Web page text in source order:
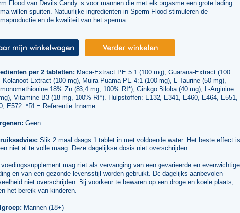
Flood van Devils Candy is voor mannen die met elk orgasme een grote lading
willen spuiten. Natuurlijke ingredienten in Sperm Flood stimuleren de
en de kwaliteit van het sperma.
per 2 tabletten: Maca-Extract PE 5:1 (100 mg), Guarana-Extract (100
Kolanoot-Extract (100 mg), Muira Puama PE 4:1 (100 mg), L-Taurine (50 mg),
18% Zn (83,4 mg, 100% RI*), Ginkgo Biloba (40 mg), L-Arginine
Vitamine B3 (18 mg, 100% RI*). Hulpstoffen: E132, E341, E460, E464, E551,
E572. *RI = Referentie Inname.
Geen
Slik 2 maal daags 1 tablet in met voldoende water. Het beste effect is
niet al te volle maag. Deze dagelijkse dosis niet overschrijden.
voedingssupplement mag niet als vervanging van een gevarieerde en evenwichtige
en van een gezonde levensstijl worden gebruikt. De dagelijks aanbevolen
niet overschrijden. Bij voorkeur te bewaren op een droge en koele plaats,
het bereik van kinderen.
Mannen (18+)